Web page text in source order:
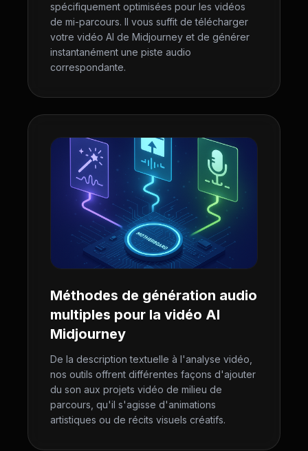
spécifiquement optimisées pour les vidéos
de mi-parcours. Il vous suffit de télécharger
votre vidéo AI de Midjourney et de générer
instantanément une piste audio
correspondante.
Méthodes de génération audio
multiples pour la vidéo AI
Midjourney
De la description textuelle à l'analyse vidéo,
nos outils offrent différentes façons d'ajouter
du son aux projets vidéo de milieu de
parcours, qu'il s'agisse d'animations
artistiques ou de récits visuels créatifs.